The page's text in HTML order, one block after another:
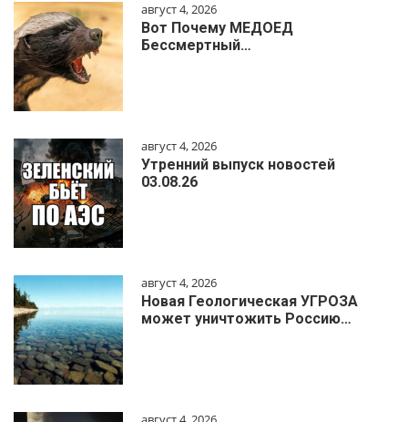
август 4, 2026
Вот Почему МЕДОЕД
Бессмертный…
август 4, 2026
Утренний выпуск новостей
03.08.26
август 4, 2026
Новая Геологическая УГРОЗА
может уничтожить Россию…